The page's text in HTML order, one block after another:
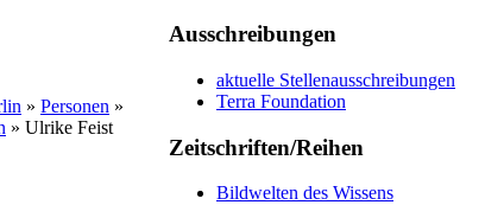
» Personen »
» Ulrike Feist
Ausschreibungen
aktuelle Stellenausschreibungen
Terra Foundation
Zeitschriften/Reihen
Bildwelten des Wissens